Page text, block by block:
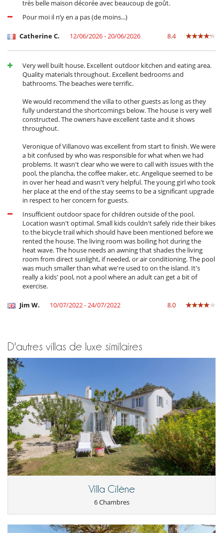
Pour votre confort et votre agrément
Sèche-cheveux
très belle maison décorée avec beaucoup de goût.
Pour moi il n’y en a pas (de moins...)
Catherine C. 12/06/2026 - 20/06/2026 8.4
Very well built house. Excellent outdoor kitchen and eating area.
Quality materials throughout. Excellent bedrooms and
bathrooms. The beaches were terrific.
We would recommend the villa to other guests as long as they
fully understand the shortcomings below. The house is very well
constructed. The owners have excellent taste and it shows
throughout.
Veronique of Villanovo was excellent from start to finish. We were
a bit confused by who was responsible for what when we had
problems. It wasn't clear who we were to call with issues with the
pool, the plancha, the coffee maker, etc. Angelique seemed to be
in over her head and wasn't very helpful. The young girl who took
her place at the end of the stay seems to be a significant upgrade
in respect to her concern for guests.
Insufficient outdoor space for children outside of the pool.
Location wasn't optimal. Small kids couldn't safely ride their bikes
to the bicycle trail which should have been mentioned before we
rented the house. The living room was boiling hot during the
heat wave. The house needs an awning that shades the living
room from direct sunlight, if needed, or air conditioning. The pool
was much smaller than what we're used to on the island. It's
really a kids' pool, not a pool where an adult can get a bit of
exercise.
Jim W. 10/07/2022 - 24/07/2022 8.0
D'autres villas de luxe similaires
Villa Cilène
6 Chambres